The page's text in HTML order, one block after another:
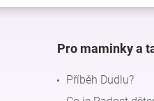
Pro maminky a
Příběh Dudlu?